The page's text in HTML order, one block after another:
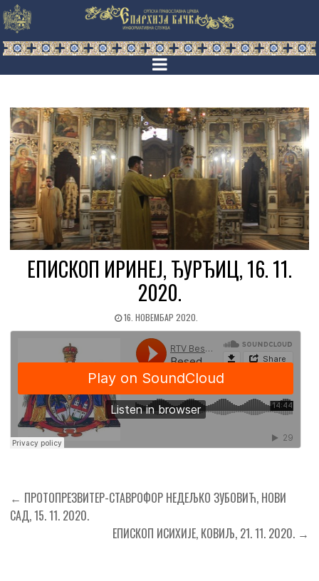
ЕПИСКОП ИРИНЕЈ, ЂУРЂИЦ, 16. 11.
2020.
16. НОВЕМБАР 2020.
Кретање
чланка
← ПРОТОПРЕЗВИТЕР-СТАВРОФОР НЕДЕЉКО ЗУБОВИЋ, НОВИ
САД, 15. 11. 2020.
ЕПИСКОП ИСИХИЈЕ, КОВИЉ, 21. 11. 2020. →